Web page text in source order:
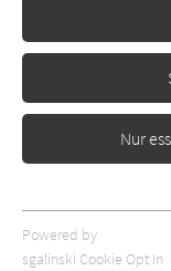
Nur
Essentielle Cookies
Webseite benötigt.
Powered by
sgalinski Cookie Opt In